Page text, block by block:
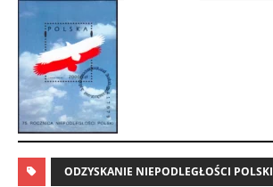
ODZYSKANIE NIEPODLEGŁOŚCI POLSKI